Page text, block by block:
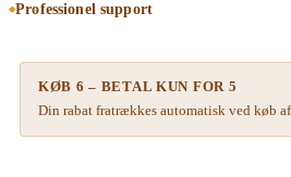
Professionel support
KØB 6 – BETAL KUN FOR 5
Din rabat fratrækkes automatisk ved køb